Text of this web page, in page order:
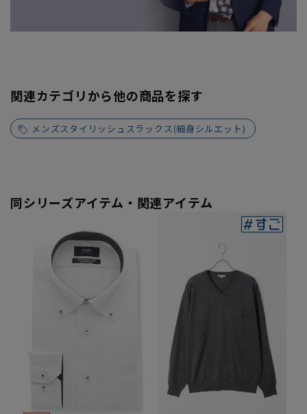
関連カテゴリから他の商品を探す
メンズスタイリッシュスラックス(細身シルエット)
同シリーズアイテム・関連アイテム